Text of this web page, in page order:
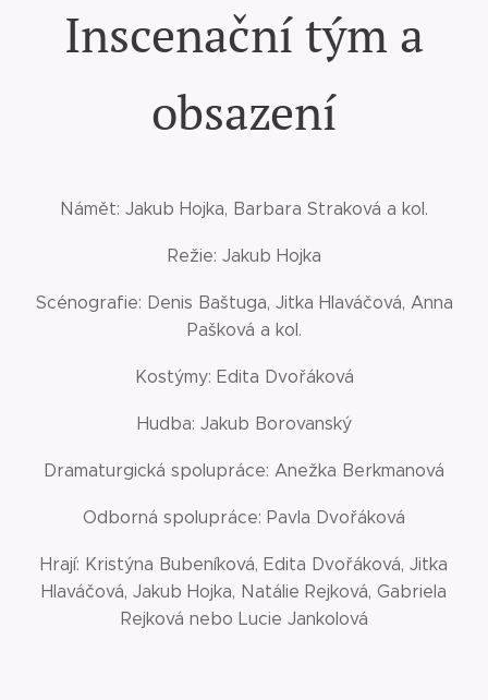
Inscenační tým a
obsazení
Námět: Jakub Hojka, Barbara Straková a kol.
Režie: Jakub Hojka
Scénografie: Denis Baštuga, Jitka Hlaváčová, Anna
Pašková a kol.
Kostýmy: Edita Dvořáková
Hudba: Jakub Borovanský
Dramaturgická spolupráce: Anežka Berkmanová
Odborná spolupráce: Pavla Dvořáková
Hrají: Kristýna Bubeníková, Edita Dvořáková, Jitka
Hlaváčová, Jakub Hojka, Natálie Rejková, Gabriela
Rejková nebo Lucie Jankolová